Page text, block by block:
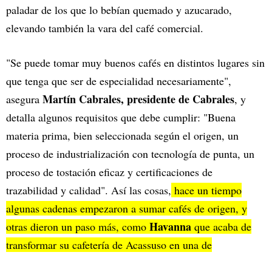
paladar de los que lo bebían quemado y azucarado,
elevando también la vara del café comercial.
"Se puede tomar muy buenos cafés en distintos lugares sin
que tenga que ser de especialidad necesariamente",
asegura Martín Cabrales, presidente de Cabrales, y
detalla algunos requisitos que debe cumplir: "Buena
materia prima, bien seleccionada según el origen, un
proceso de industrialización con tecnología de punta, un
proceso de tostación eficaz y certificaciones de
trazabilidad y calidad". Así las cosas, hace un tiempo
algunas cadenas empezaron a sumar cafés de origen, y
otras dieron un paso más, como Havanna que acaba de
transformar su cafetería de Acassuso en una de